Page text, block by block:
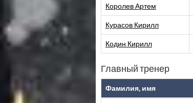
Королев Артем
Курасов Кирилл
Кодин Кирилл
Главный тренер
Фамилия, имя